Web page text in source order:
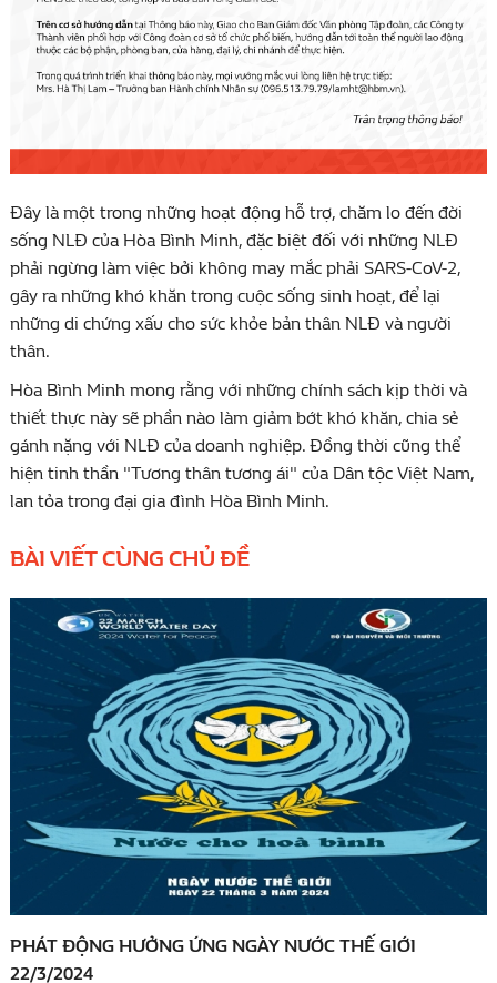
Đây là một trong những hoạt động hỗ trợ, chăm lo đến đời
sống NLĐ của Hòa Bình Minh, đặc biệt đối với những NLĐ
phải ngừng làm việc bởi không may mắc phải SARS-CoV-2,
gây ra những khó khăn trong cuộc sống sinh hoạt, để lại
những di chứng xấu cho sức khỏe bản thân NLĐ và người
thân.
Hòa Bình Minh mong rằng với những chính sách kịp thời và
thiết thực này sẽ phần nào làm giảm bớt khó khăn, chia sẻ
gánh nặng với NLĐ của doanh nghiệp. Đồng thời cũng thể
hiện tinh thần "Tương thân tương ái" của Dân tộc Việt Nam,
lan tỏa trong đại gia đình Hòa Bình Minh.
BÀI VIẾT CÙNG CHỦ ĐỀ
PHÁT ĐỘNG HƯỞNG ỨNG NGÀY NƯỚC THẾ GIỚI
22/3/2024